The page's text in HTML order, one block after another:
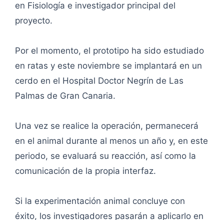
en Fisiología e investigador principal del
proyecto.
Por el momento, el prototipo ha sido estudiado
en ratas y este noviembre se implantará en un
cerdo en el Hospital Doctor Negrín de Las
Palmas de Gran Canaria.
Una vez se realice la operación, permanecerá
en el animal durante al menos un año y, en este
periodo, se evaluará su reacción, así como la
comunicación de la propia interfaz.
Si la experimentación animal concluye con
éxito, los investigadores pasarán a aplicarlo en